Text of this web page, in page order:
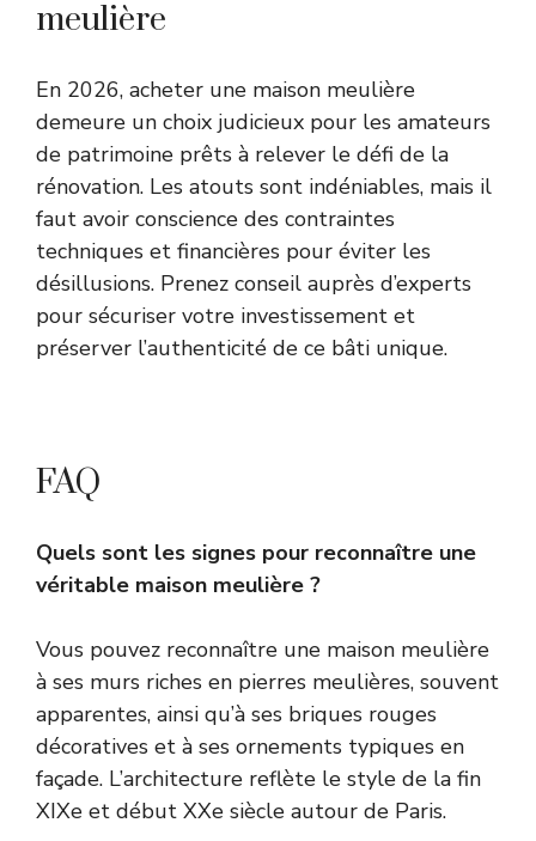
meulière
En 2026, acheter une maison meulière
demeure un choix judicieux pour les amateurs
de patrimoine prêts à relever le défi de la
rénovation. Les atouts sont indéniables, mais il
faut avoir conscience des contraintes
techniques et financières pour éviter les
désillusions. Prenez conseil auprès d’experts
pour sécuriser votre investissement et
préserver l’authenticité de ce bâti unique.
FAQ
Quels sont les signes pour reconnaître une
véritable maison meulière ?
Vous pouvez reconnaître une maison meulière
à ses murs riches en pierres meulières, souvent
apparentes, ainsi qu’à ses briques rouges
décoratives et à ses ornements typiques en
façade. L’architecture reflète le style de la fin
XIXe et début XXe siècle autour de Paris.